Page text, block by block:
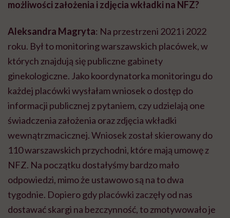
możliwości założenia i zdjęcia wkładki na NFZ?
Aleksandra Magryta: Na przestrzeni 2021 i 2022
roku. Był to monitoring warszawskich placówek, w
których znajdują się publiczne gabinety
ginekologiczne. Jako koordynatorka monitoringu do
każdej placówki wysłałam wniosek o dostęp do
informacji publicznej z pytaniem, czy udzielają one
świadczenia założenia oraz zdjęcia wkładki
wewnątrzmacicznej. Wniosek został skierowany do
110 warszawskich przychodni, które mają umowę z
NFZ. Na początku dostałyśmy bardzo mało
odpowiedzi, mimo że ustawowo są na to dwa
tygodnie. Dopiero gdy placówki zaczęły od nas
dostawać skargi na bezczynność, to zmotywowało je